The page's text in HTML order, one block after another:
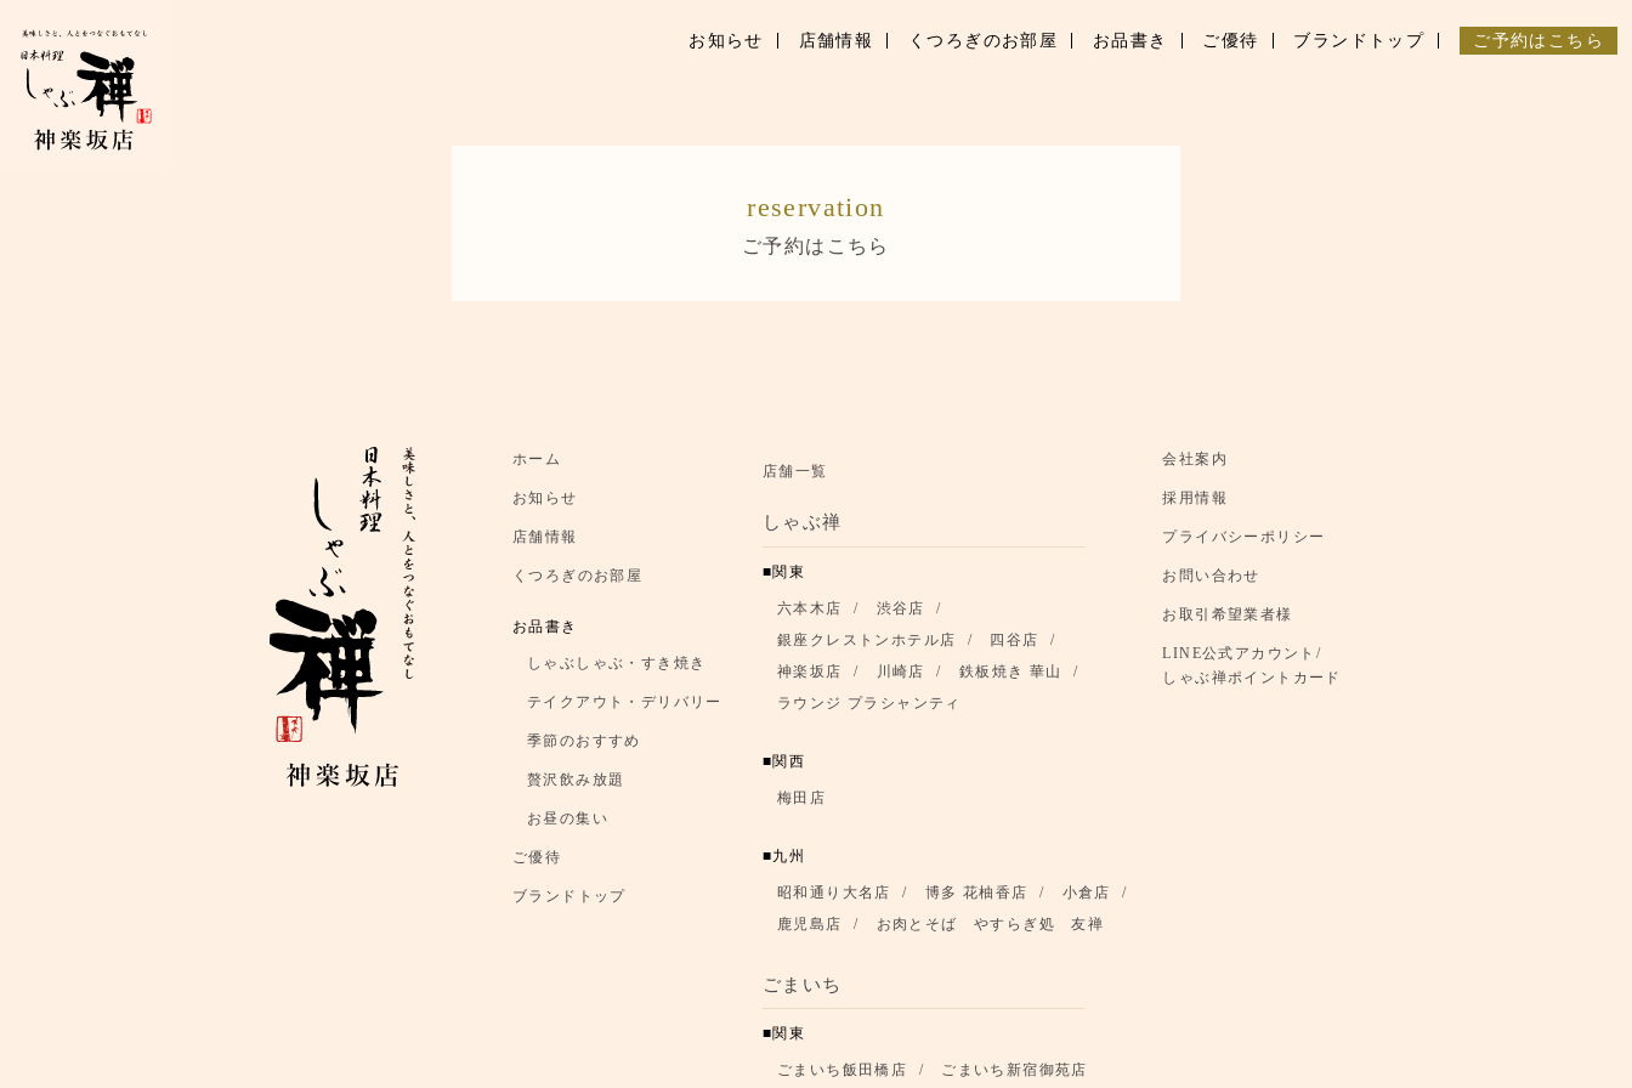
くつろぎのお部屋
ご予約はこちら
お知らせ 店舗情報 くつろぎのお部屋 お品書き ご優待 ブランドトップ ご予約はこちら
reservation
ご予約はこちら
ホーム
お知らせ
店舗情報
くつろぎのお部屋
お品書き
しゃぶしゃぶ・すき焼き
テイクアウト・デリバリー
季節のおすすめ
贅沢飲み放題
お昼の集い
ご優待
ブランドトップ
店舗一覧
しゃぶ禅
関東
六本木店
渋谷店
銀座クレストンホテル店
四谷店
神楽坂店
川崎店
鉄板焼き 華山
ラウンジ プラシャンティ
関西
梅田店
九州
昭和通り大名店 博多 花柚香店
小倉店
鹿児島店
お肉とそば やすらぎ処 友禅
ごまいち
関東
ごまいち飯田橋店 ごまいち新宿御苑店
会社案内
採用情報
プライバシーポリシー
お問い合わせ
お取引希望業者様
LINE公式アカウント/
しゃぶ禅ポイントカード